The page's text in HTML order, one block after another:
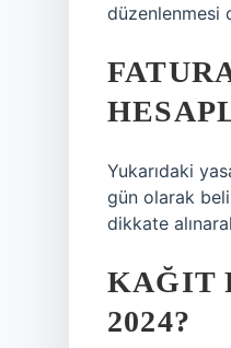
düzenlenmesi
Yukarıdaki
gün olarak
dikkate
KAĞIT
2024?